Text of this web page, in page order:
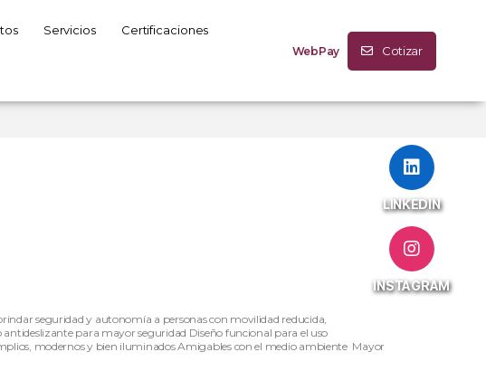
Servicios Certificaciones
WebPay Cotizar
seguridad y autonomía a personas con movilidad reducida,
para mayor seguridad Diseño funcional para el uso
modernos y bien iluminadosAmigables con el medio ambiente Mayor
LINKEDIN
INSTAGRAM